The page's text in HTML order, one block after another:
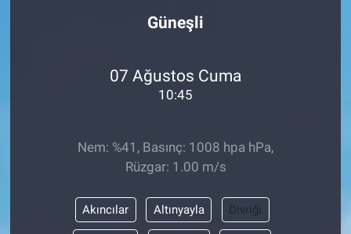
Güneşli
07 Ağustos Cuma
10:45
Nem: %41, Basınç: 1008 hpa hPa,
Rüzgar: 1.00 m/s
Akıncılar Altınyayla Divriği